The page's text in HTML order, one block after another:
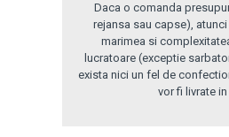
Daca o comanda
rejansa sau capse),
marimea si
lucratoare (exceptie
exista nici un fel de
vor fi livrate